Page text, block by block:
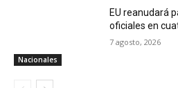
Nacionales
EU reanudará
oficiales en
7 agosto, 2026